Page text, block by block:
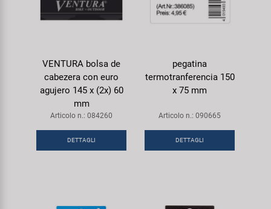
VENTURA bolsa de
cabezera con euro
agujero 145 x (2x) 60
mm
Articolo n.: 084260
DETTAGLI
pegatina
termotranferencia 150
x 75 mm
Articolo n.: 090665
DETTAGLI